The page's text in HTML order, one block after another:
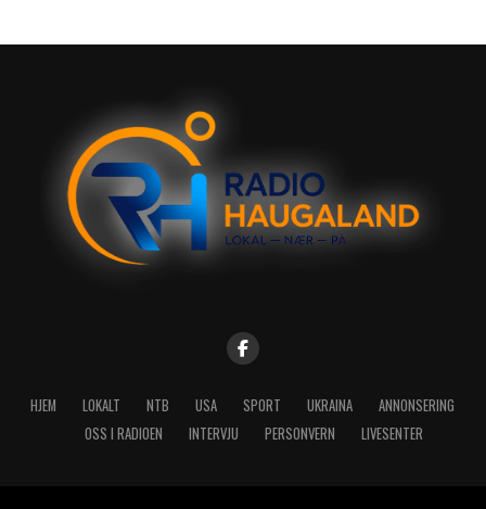
HJEM LOKALT NTB USA SPORT UKRAINA
ANNONSERING
OSS I RADIOEN
INTERVJU PERSONVERN LIVESENTER